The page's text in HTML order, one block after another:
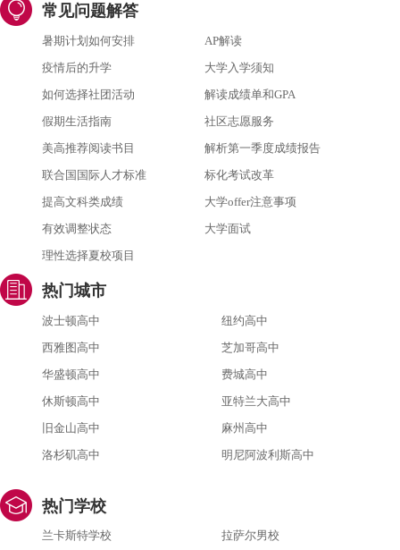
常见问题解答
暑期计划如何安排
AP解读
疫情后的升学
大学入学须知
如何选择社团活动
解读成绩单和GPA
假期生活指南
社区志愿服务
美高推荐阅读书目
解析第一季度成绩报告
联合国国际人才标准
标化考试改革
提高文科类成绩
大学offer注意事项
有效调整状态
大学面试
理性选择夏校项目
热门城市
波士顿高中
纽约高中
西雅图高中
芝加哥高中
华盛顿高中
费城高中
休斯顿高中
亚特兰大高中
旧金山高中
麻州高中
洛杉矶高中
明尼阿波利斯高中
热门学校
兰卡斯特学校
拉萨尔男校